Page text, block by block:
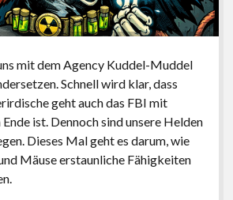
mit dem Agency Kuddel-Muddel
Schnell wird klar, dass
geht auch das FBI mit
ist. Dennoch sind unsere Helden
Dieses Mal geht es darum, wie
Mäuse erstaunliche Fähigkeiten